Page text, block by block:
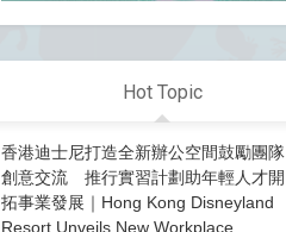
Hot Topic
香港迪士尼打造全新辦公空間鼓勵團隊
創意交流 推行實習計劃助年輕人才開
拓事業發展｜Hong Kong Disneyland
Resort Unveils New Workplace